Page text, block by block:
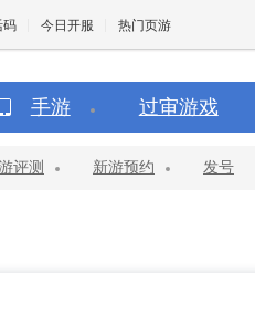
码 今日开服 热门页游
魔兽 DNF
手游 过审游戏
评测 新游预约 发号